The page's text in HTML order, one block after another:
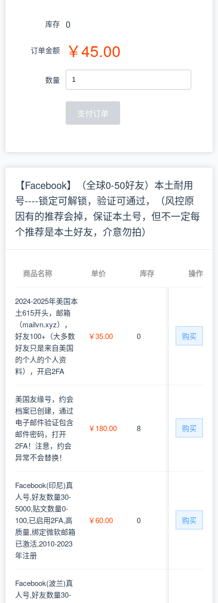
库存 0
订单金额 ￥45.00
数量
支付订单
【Facebook】（全球0-50好友）本土耐用
号----锁定可解锁，验证可通过，（风控原
因有的推荐会掉，保证本土号，但不一定每
个推荐是本土好友，介意勿拍）
商品名称 单价 库存 操作
2024-2025年美国本
土615开头，邮箱
（mailvn.xyz），
好友100+（大多数
好友只是来自美国
的个人的个人资
料），开启2FA
￥35.00 0 购买
美国友缘号，约会
档案已创建，通过
电子邮件验证包含
邮件密码，打开
2FA！注意，约会
异常不会替换！
￥180.00 8 购买
Facebook(印尼)真
人号,好友数量30-
5000,贴文数量0-
100,已启用2FA,高
质量,绑定微软邮箱
已激活,2010-2023
年注册
￥60.00 0 购买
Facebook(波兰)真
人号,好友数量30-